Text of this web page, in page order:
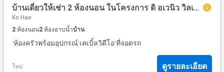
บ้านเดี่ยวให้เช่า 2 ห้องนอน ในโครงการ ดิ อเวนิว วิลเลจ
Ko Hae
2 ห้องนอน2 ห้องอาบน้ำบ้าน
·ห้องครัวพร้อมอุปกรณ์·เคเบิ้ลวิดีโอ·ที่จอดรถ
ใหม่ ดูรายละเอียด